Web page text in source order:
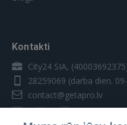
sekošanas
Veiktspējas sīkfaili
Šie sīkfaili ļauj
apmeklējumus un
mēs varētu
vietnes veiktspēju.
periodā par
Regulējošā
Šie Lietošanas
interpretēti atbilstoši
Kontakti
City24 SIA,
28259069 (darba dien.
contact@getapro.lv